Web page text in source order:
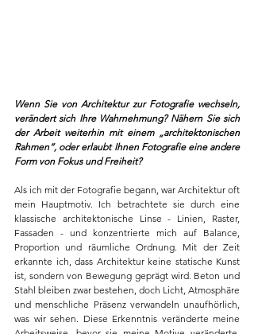
Wenn Sie von Architektur zur Fotografie wechseln,
verändert sich Ihre Wahrnehmung? Nähern Sie sich
der Arbeit weiterhin mit einem „architektonischen
Rahmen“, oder erlaubt Ihnen Fotografie eine andere
Form von Fokus und Freiheit?
Als ich mit der Fotografie begann, war Architektur oft
mein Hauptmotiv. Ich betrachtete sie durch eine
klassische architektonische Linse - Linien, Raster,
Fassaden - und konzentrierte mich auf Balance,
Proportion und räumliche Ordnung. Mit der Zeit
erkannte ich, dass Architektur keine statische Kunst
ist, sondern von Bewegung geprägt wird. Beton und
Stahl bleiben zwar bestehen, doch Licht, Atmosphäre
und menschliche Präsenz verwandeln unaufhörlich,
was wir sehen. Diese Erkenntnis veränderte meine